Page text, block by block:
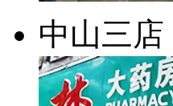
中山三店